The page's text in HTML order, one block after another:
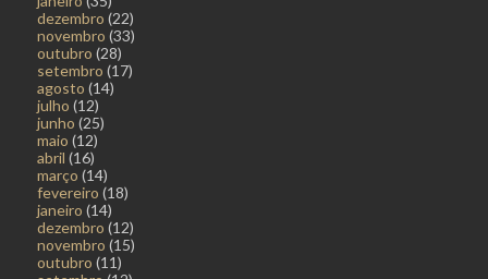
dezembro (22)
novembro (33)
outubro (28)
setembro (17)
agosto (14)
julho (12)
junho (25)
maio (12)
abril (16)
março (14)
fevereiro (18)
janeiro (14)
dezembro (12)
novembro (15)
outubro (11)